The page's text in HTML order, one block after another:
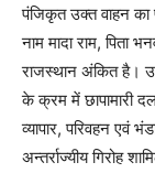
पंजिकृत उक्त वाहन का
नाम मादा राम, पिता
राजस्थान अंकित है।
के क्रम में छापामारी
व्यापार, परिवहन एवं
अन्तर्राज्यीय गिरोह